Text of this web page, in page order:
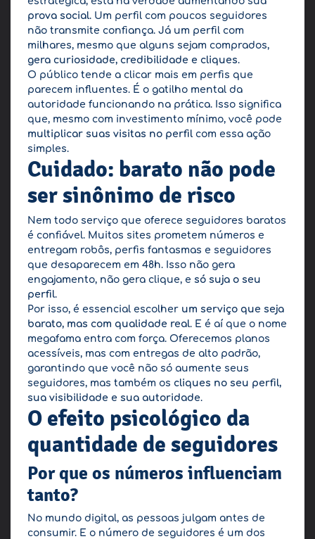
prova social. Um perfil com poucos seguidores
não transmite confiança. Já um perfil com
milhares, mesmo que alguns sejam comprados,
gera curiosidade, credibilidade e cliques.
O público tende a clicar mais em perfis que
parecem influentes. É o gatilho mental da
autoridade funcionando na prática. Isso significa
que, mesmo com investimento mínimo, você pode
multiplicar suas visitas no perfil com essa ação
simples.
Cuidado: barato não pode
ser sinônimo de risco
Nem todo serviço que oferece seguidores baratos
é confiável. Muitos sites prometem números e
entregam robôs, perfis fantasmas e seguidores
que desaparecem em 48h. Isso não gera
engajamento, não gera clique, e só suja o seu
perfil.
Por isso, é essencial escolher um serviço que seja
barato, mas com qualidade real. E é aí que o nome
megafama entra com força. Oferecemos planos
acessíveis, mas com entregas de alto padrão,
garantindo que você não só aumente seus
seguidores, mas também os cliques no seu perfil,
sua visibilidade e sua autoridade.
O efeito psicológico da
quantidade de seguidores
Por que os números influenciam
tanto?
No mundo digital, as pessoas julgam antes de
consumir. E o número de seguidores é um dos